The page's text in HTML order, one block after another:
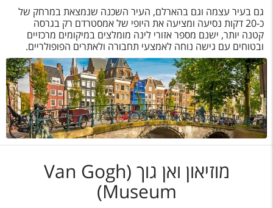
גם בעיר עצמה וגם בהארלם, העיר השכנה שנמצאת במרחק של
כ-20 דקות נסיעה ומציעה את היופי של אמסטרדם רק בגרסה
קטנה יותר, ישנם מספר אזורי לינה מומלצים במיקומים מרכזיים
ובטוחים עם גישה נוחה לאמצעי תחבורה ולאתרים הפופולריים.
מוזיאון ואן גוך (Van Gogh
Museum)